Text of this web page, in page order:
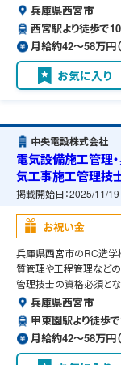
兵庫県西宮市
西宮駅より徒歩で
月給約42〜58万円
お気に入り
中央電設株式会社
電気設備施工管理
気工事施工管理技
掲載開始日：2025/11/19
お祝い金
兵庫県西宮市のRC造学
質管理や工程管理など
管理技士の資格必須とな
兵庫県西宮市
甲東園駅より徒歩
月給約42〜58万円